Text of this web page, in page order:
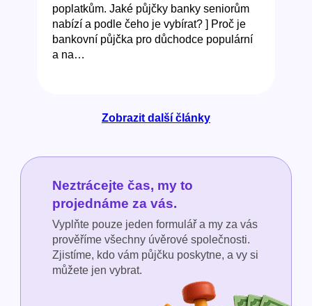
poplatkům. Jaké půjčky banky seniorům
nabízí a podle čeho je vybírat? ] Proč je
bankovní půjčka pro důchodce populární
a na…
Zobrazit další články
Neztrácejte čas, my to
projednáme za vás.
Vyplňte pouze jeden formulář a my za vás
prověříme všechny úvěrové společnosti.
Zjistíme, kdo vám půjčku poskytne, a vy si
můžete jen vybrat.